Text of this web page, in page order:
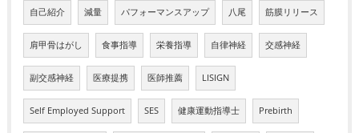
自己紹介 減量 パフォーマンスアップ 八尾 筋膜リリース
肩甲骨はがし 食事指導 栄養指導 自律神経 交感神経
副交感神経 医療提携 医師推薦 LISIGN
Self Employed Support SES 健康運動指導士 Prebirth